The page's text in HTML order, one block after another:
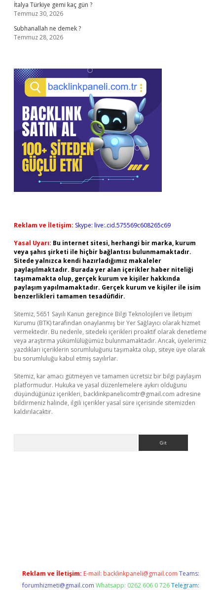
İtalya Türkiye gemi kaç gün ?
Temmuz 30, 2026
Subhanallah ne demek ?
Temmuz 28, 2026
Reklam ve İletişim: Skype: live:.cid.575569c608265c69
Yasal Uyarı: Bu internet sitesi, herhangi bir marka, kurum
veya şahıs şirketi ile hiçbir bağlantısı bulunmamaktadır.
Sitede yalnızca kendi hazırladığımız makaleler
paylaşılmaktadır. Burada yer alan içerikler haber niteliği
taşımamakta olup, gerçek kurum ve kişiler hakkında
paylaşım yapılmamaktadır. Gerçek kurum ve kişiler ile isim
benzerlikleri tamamen tesadüfidir.
Sitemiz, 5651 Sayılı Kanun gereğince Bilgi Teknolojileri ve İletişim
Kurumu (BTK) tarafından onaylanmış bir Yer Sağlayıcı olarak hizmet
vermektedir. Bu nedenle, sitedeki içerikleri proaktif olarak denetleme
veya araştırma yükümlülüğümüz bulunmamaktadır. Ancak, üyelerimiz
yazdıkları içeriklerin sorumluluğunu taşımakta olup, siteye üye olarak
bu sorumluluğu kabul etmiş sayılırlar.
Sitemiz, kar amacı gütmeyen ve tamamen ücretsiz bir bilgi paylaşım
platformudur. Hukuka ve yasal düzenlemelere aykırı olduğunu
düşündüğünüz içerikleri, backlinkpanelicomtr@gmail.com adresine
bildirmeniz halinde, ilgili içerikler yasal süre içerisinde sitemizden
kaldırılacaktır.
Reklam ve İletişim: E-mail: backlinkpaneli@gmail.com Teams:
forumhizmeti@gmail.com Whatsapp: 0262 606 0 726 Telegram: